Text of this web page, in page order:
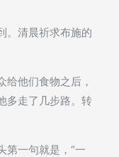
。清晨祈求布施的
给他们食物之后，
多走了几步路。转
第一句就是，“一